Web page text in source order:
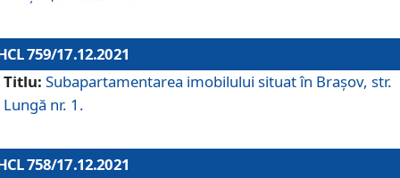
759/17.12.2021
Titlu: Subapartamentarea imobilului situat în Brașov, str.
Lungă nr. 1.
758/17.12.2021